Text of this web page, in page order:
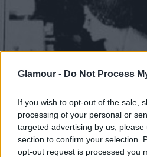
Glamour - Do Not Process
If you wish to opt-out of the sale,
processing of your personal or
targeted advertising by us,
section to confirm your selection.
opt-out request is processed you